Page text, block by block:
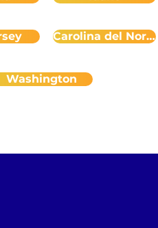
Carolina del Norte
Washington